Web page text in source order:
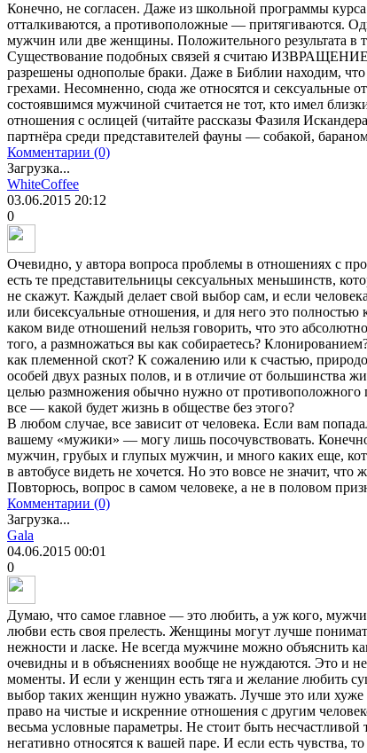
Конечно, не согласен. Даже из школьной программы
отталкиваются, а противоположные — притягиваются.
мужчин или две женщины. Положительного результата в
Существование подобных связей я считаю
разрешены однополые браки. Даже в Библии находим,
грехами. Несомненно, сюда же относятся и
состоявшимся мужчиной считается не тот, кто имел
отношения с ослицей (читайте рассказы Фазиля
партнёра среди представителей фауны — собакой,
Комментарии (0)
Загрузка...
WhiteCoffee
03.06.2015 20:12
0
Очевидно, у автора вопроса проблемы в отношениях с
есть те представительницы сексуальных меньшинств,
не скажут. Каждый делает свой выбор сам, и если
или бисексуальные отношения, и для него это
каком виде отношений нельзя говорить, что это
того, а размножаться вы как собираетесь?
как племенной скот? К сожалению или к счастью,
особей двух разных полов, и в отличие от большинства
целью размножения обычно нужно от противоположного
все — какой будет жизнь в обществе без этого?
В любом случае, все зависит от человека. Если вам
вашему «мужики» — могу лишь посочувствовать.
мужчин, грубых и глупых мужчин, и много каких еще,
в автобусе видеть не хочется. Но это вовсе не значит,
Повторюсь, вопрос в самом человеке, а не в половом
Комментарии (0)
Загрузка...
Gala
04.06.2015 00:01
0
Думаю, что самое главное — это любить, а уж кого,
любви есть своя прелесть. Женщины могут лучше
нежности и ласке. Не всегда мужчине можно объяснить
очевидны и в объяснениях вообще не нуждаются. Это и
моменты. И если у женщин есть тяга и желание любить
выбор таких женщин нужно уважать. Лучше это или хуже
право на чистые и искренние отношения с другим
весьма условные параметры. Не стоит быть
негативно относятся к вашей паре. И если есть чувства,